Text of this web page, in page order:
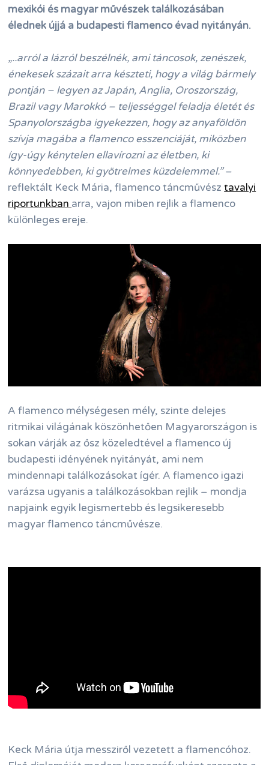
mexikói és magyar művészek találkozásában
élednek újjá a budapesti flamenco évad nyitányán.
„..arról a lázról beszélnék, ami táncosok, zenészek,
énekesek százait arra készteti, hogy a világ bármely
pontján – legyen az Japán, Anglia, Oroszország,
Brazil vagy Marokkó – teljességgel feladja életét és
Spanyolországba igyekezzen, hogy az anyaföldön
szívja magába a flamenco esszenciáját, miközben
így-úgy kénytelen ellavírozni az életben, ki
könnyedebben, ki gyötrelmes küzdelemmel.”–
reflektált Keck Mária, flamenco táncművésztavalyi
riportunkban arra, vajon miben rejlik a flamenco
különleges ereje.
A flamenco mélységesen mély, szinte delejes
ritmikai világának köszönhetően Magyarországon is
sokan várják az ősz közeledtével a flamenco új
budapesti idényének nyitányát, ami nem
mindennapi találkozásokat ígér. A flamenco igazi
varázsa ugyanis a találkozásokban rejlik – mondja
napjaink egyik legismertebb és legsikeresebb
magyar flamenco táncművésze.
Keck Mária útja messziről vezetett a flamencóhoz.